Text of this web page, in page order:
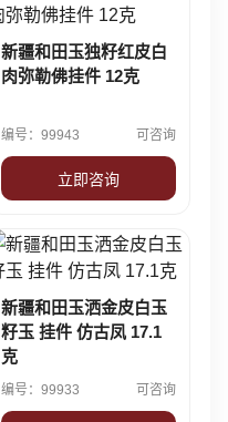
新疆和田玉独籽红皮白
肉弥勒佛挂件 12克
编号：99943 可咨询
立即咨询
新疆和田玉洒金皮白玉
籽玉 挂件 仿古凤 17.1
克
编号：99933 可咨询